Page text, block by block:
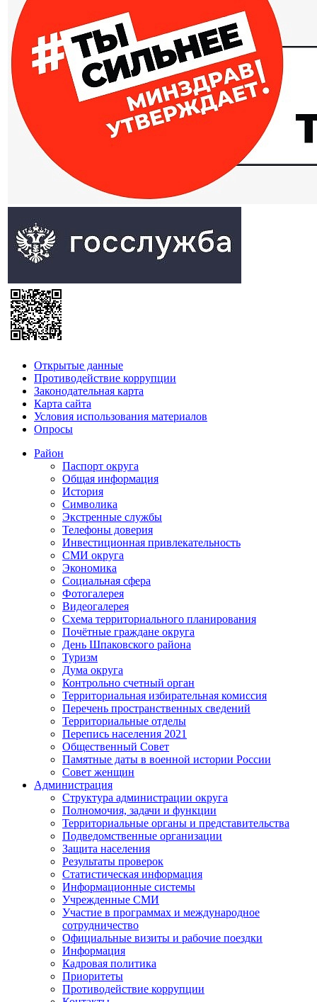
Открытые данные
Противодействие коррупции
Законодательная карта
Карта сайта
Условия использования материалов
Опросы
Район
Паспорт округа
Общая информация
История
Символика
Экстренные службы
Телефоны доверия
Инвестиционная привлекательность
СМИ округа
Экономика
Социальная сфера
Фотогалерея
Видеогалерея
Схема территориального планирования
Почётные граждане округа
День Шпаковского района
Туризм
Дума округа
Контрольно счетный орган
Территориальная избирательная комиссия
Перечень пространственных сведений
Территориальные отделы
Перепись населения 2021
Общественный Совет
Памятные даты в военной истории России
Совет женщин
Администрация
Структура администрации округа
Полномочия, задачи и функции
Территориальные органы и представительства
Подведомственные организации
Защита населения
Результаты проверок
Статистическая информация
Информационные системы
Учрежденные СМИ
Участие в программах и международное
сотрудничество
Официальные визиты и рабочие поездки
Информация
Кадровая политика
Приоритеты
Противодействие коррупции